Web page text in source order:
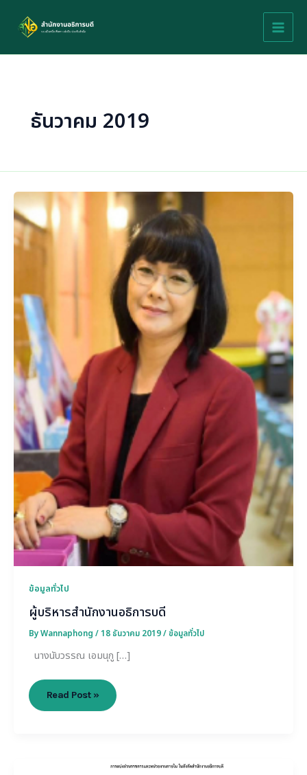
content
ธันวาคม 2019
ข้อมูลทั่วไป
ผู้บริหารสำนักงานอธิการบดี
ByWannaphong /18 ธันวาคม 2019/ข้อมูลทั่วไป
นางนับวรรณ เอมนุกู […]
บริหาร
สำนักงาน
อธิการบดี
Read Post »